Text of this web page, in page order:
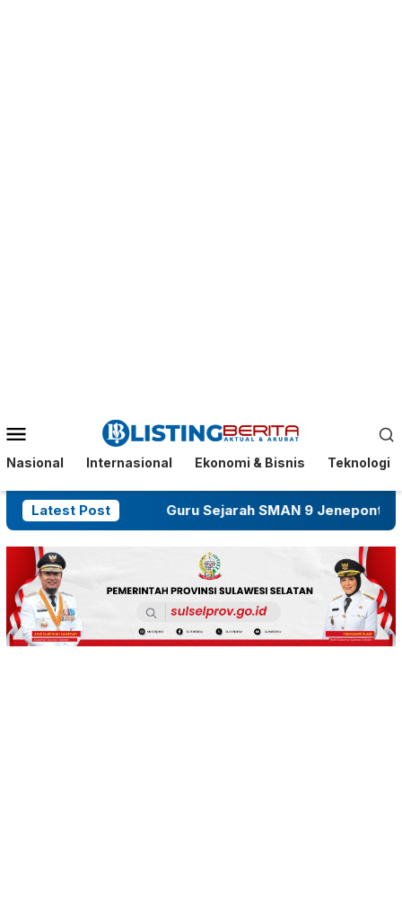
Mobile
Nasional Internasional Ekonomi & Bisnis Teknologi
Latest Post
OTK Guru Sejarah SMAN 9 Jeneponto